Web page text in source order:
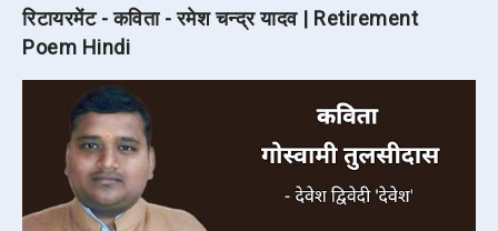
रिटायरमेंट - कविता - रमेश चन्द्र यादव | Retirement
Poem Hindi